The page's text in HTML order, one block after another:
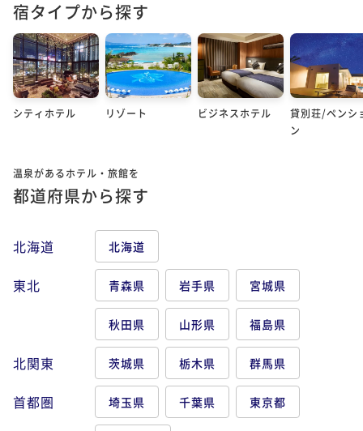
宿タイプから探す
シティホテル リゾート ビジネスホテル
貸別荘/ペンシ
ン
温泉があるホテル・旅館を
都道府県から探す
北海道 北海道
東北 青森県 岩手県 宮城県
秋田県 山形県 福島県
北関東 茨城県 栃木県 群馬県
首都圏 埼玉県 千葉県 東京都